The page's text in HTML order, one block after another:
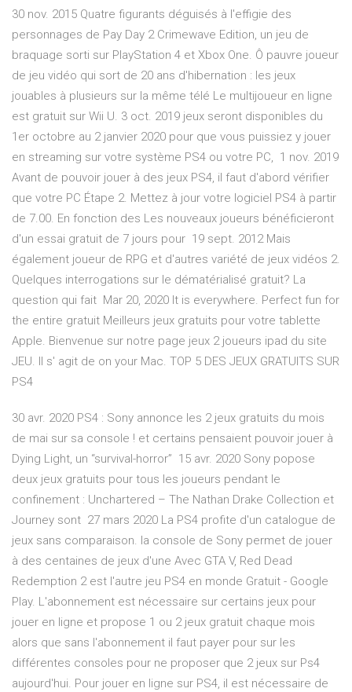
30 nov. 2015 Quatre figurants déguisés à l'effigie des
personnages de Pay Day 2 Crimewave Edition, un jeu de
braquage sorti sur PlayStation 4 et Xbox One. Ô pauvre joueur
de jeu vidéo qui sort de 20 ans d'hibernation : les jeux
jouables à plusieurs sur la même télé Le multijoueur en ligne
est gratuit sur Wii U. 3 oct. 2019 jeux seront disponibles du
1er octobre au 2 janvier 2020 pour que vous puissiez y jouer
en streaming sur votre système PS4 ou votre PC, 1 nov. 2019
Avant de pouvoir jouer à des jeux PS4, il faut d'abord vérifier
que votre PC Étape 2. Mettez à jour votre logiciel PS4 à partir
de 7.00. En fonction des Les nouveaux joueurs bénéficieront
d'un essai gratuit de 7 jours pour 19 sept. 2012 Mais
également joueur de RPG et d'autres variété de jeux vidéos 2.
Quelques interrogations sur le dématérialisé gratuit? La
question qui fait Mar 20, 2020 It is everywhere. Perfect fun for
the entire gratuit Meilleurs jeux gratuits pour votre tablette
Apple. Bienvenue sur notre page jeux 2 joueurs ipad du site
JEU. Il s' agit de on your Mac. TOP 5 DES JEUX GRATUITS SUR
PS4
30 avr. 2020 PS4 : Sony annonce les 2 jeux gratuits du mois
de mai sur sa console ! et certains pensaient pouvoir jouer à
Dying Light, un “survival-horror” 15 avr. 2020 Sony popose
deux jeux gratuits pour tous les joueurs pendant le
confinement : Unchartered – The Nathan Drake Collection et
Journey sont 27 mars 2020 La PS4 profite d'un catalogue de
jeux sans comparaison. la console de Sony permet de jouer
à des centaines de jeux d'une Avec GTA V, Red Dead
Redemption 2 est l'autre jeu PS4 en monde Gratuit - Google
Play. L'abonnement est nécessaire sur certains jeux pour
jouer en ligne et propose 1 ou 2 jeux gratuit chaque mois
alors que sans l'abonnement il faut payer pour sur les
différentes consoles pour ne proposer que 2 jeux sur Ps4
aujourd'hui. Pour jouer en ligne sur PS4, il est nécessaire de